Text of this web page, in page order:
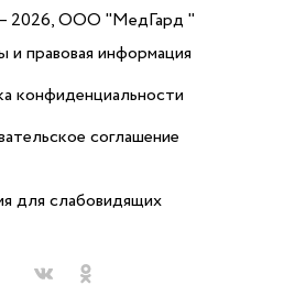
2026, ООО "МедГард "
и правовая информация
конфиденциальности
соглашение
для слабовидящих